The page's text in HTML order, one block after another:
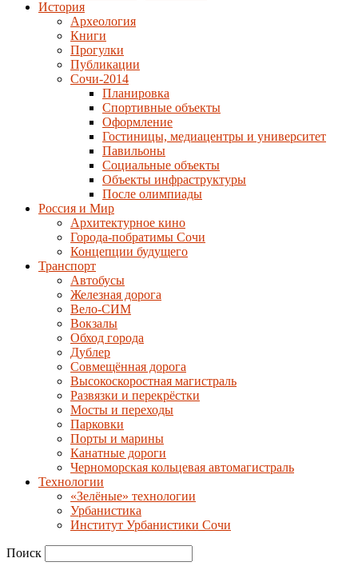
История
Археология
Книги
Прогулки
Публикации
Сочи-2014
Планировка
Спортивные объекты
Оформление
Гостиницы, медиацентры и университет
Павильоны
Социальные объекты
Объекты инфраструктуры
После олимпиады
Россия и Мир
Архитектурное кино
Города-побратимы Сочи
Концепции будущего
Транспорт
Автобусы
Железная дорога
Вело-СИМ
Вокзалы
Обход города
Дублер
Совмещённая дорога
Высокоскоростная магистраль
Развязки и перекрёстки
Мосты и переходы
Парковки
Порты и марины
Канатные дороги
Черноморская кольцевая автомагистраль
Технологии
«Зелёные» технологии
Урбанистика
Институт Урбанистики Сочи
Поиск